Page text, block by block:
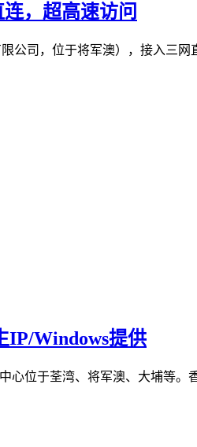
，超高速访问
公司，位于将军澳），接入三
IP/Windows提供
位于荃湾、将军澳、大埔等。